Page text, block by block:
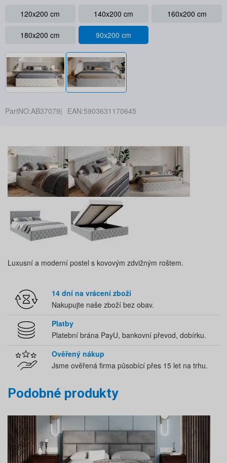
120x200 cm 140x200 cm 160x200 cm
180x200 cm 90x200 cm
PartNO:AB37079 EAN:5903631170645
Luxusní a moderní postel s kovovým zdvižným roštem.
14 dní na vrácení zboží
Nakupujte naše zboží bez obav.
Platby
Platební brána PayU, bankovní převod, dobírku.
Ověřený nákup
Jsme ověřená firma působící přes 15 let na trhu.
Podobné produkty